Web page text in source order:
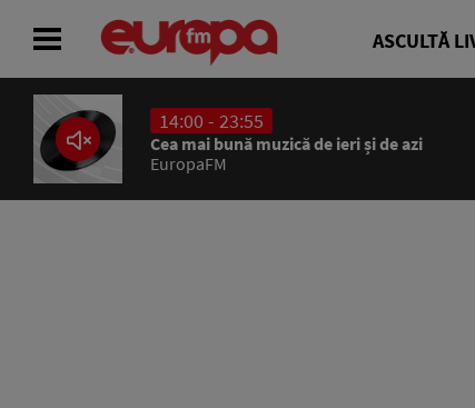
ASCULTĂ
14:00 - 23:55
Cea mai bună muzică de ieri și de azi
EuropaFM
ACASĂ
ȘTIRI